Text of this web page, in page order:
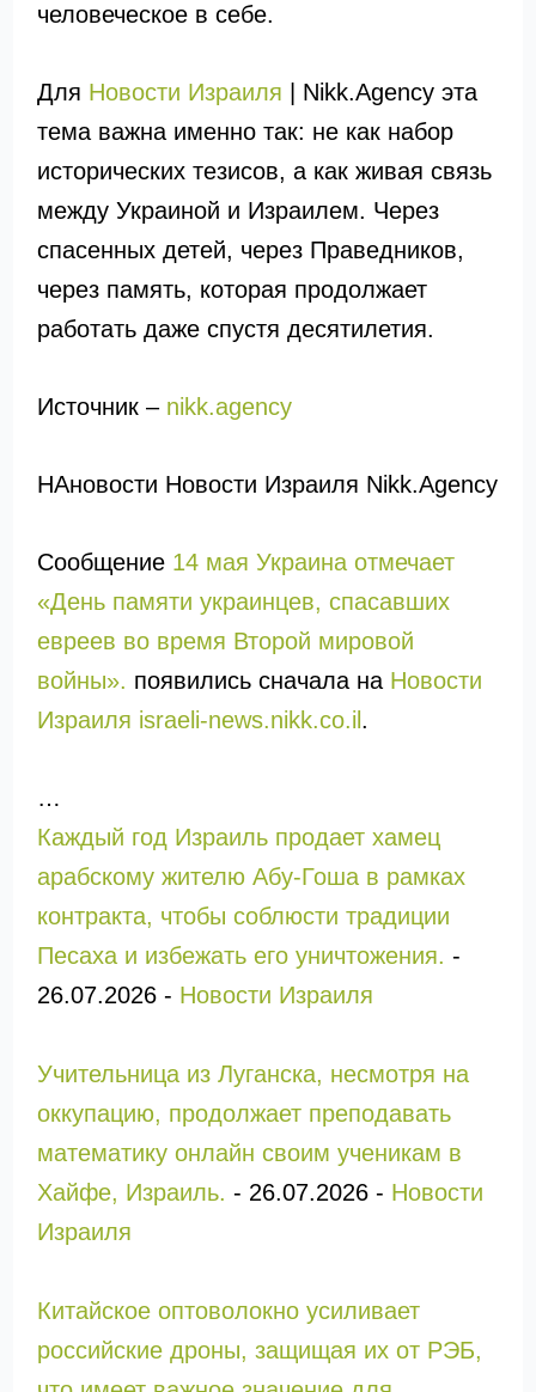
человеческое в себе.
Для Новости Израиля | Nikk.Agency эта
тема важна именно так: не как набор
исторических тезисов, а как живая связь
между Украиной и Израилем. Через
спасенных детей, через Праведников,
через память, которая продолжает
работать даже спустя десятилетия.
Источник – nikk.agency
НАновости Новости Израиля Nikk.Agency
Сообщение 14 мая Украина отмечает
«День памяти украинцев, спасавших
евреев во время Второй мировой
войны». появились сначала на Новости
Израиля israeli-news.nikk.co.il .
…
Каждый год Израиль продает хамец
арабскому жителю Абу-Гоша в рамках
контракта, чтобы соблюсти традиции
Песаха и избежать его уничтожения. -
26.07.2026- Новости Израиля
Учительница из Луганска, несмотря на
оккупацию, продолжает преподавать
математику онлайн своим ученикам в
Хайфе, Израиль. - 26.07.2026- Новости
Израиля
Китайское оптоволокно усиливает
российские дроны, защищая их от РЭБ,